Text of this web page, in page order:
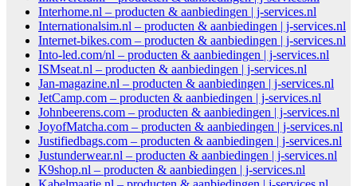
Interhome.nl – producten & aanbiedingen | j-services.nl
Internationalsim.nl – producten & aanbiedingen | j-services.nl
Internet-bikes.com – producten & aanbiedingen | j-services.nl
Into-led.com/nl – producten & aanbiedingen | j-services.nl
ISMseat.nl – producten & aanbiedingen | j-services.nl
Jan-magazine.nl – producten & aanbiedingen | j-services.nl
JetCamp.com – producten & aanbiedingen | j-services.nl
Johnbeerens.com – producten & aanbiedingen | j-services.nl
JoyofMatcha.com – producten & aanbiedingen | j-services.nl
Justifiedbags.com – producten & aanbiedingen | j-services.nl
Justunderwear.nl – producten & aanbiedingen | j-services.nl
K9shop.nl – producten & aanbiedingen | j-services.nl